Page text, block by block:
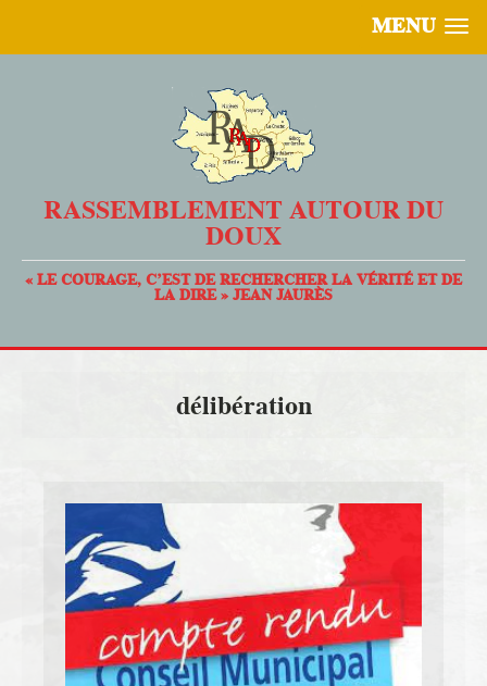
MENU
RASSEMBLEMENT AUTOUR DU
DOUX
« LE COURAGE, C’EST DE RECHERCHER LA VÉRITÉ ET DE
LA DIRE » JEAN JAURÈS
délibération